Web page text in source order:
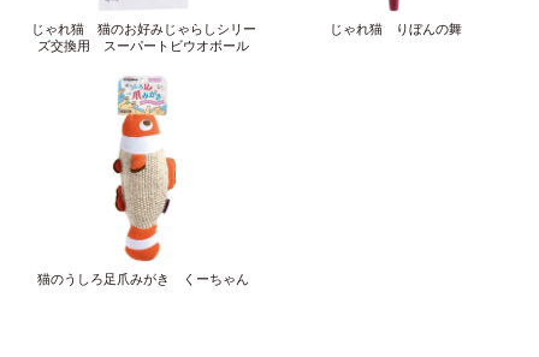
じゃれ猫 猫のお好みじゃらしシリー
ズ交換用 スーパートビウオボール
じゃれ猫 りぼんの舞
猫のうしろ足爪みがき くーちゃん